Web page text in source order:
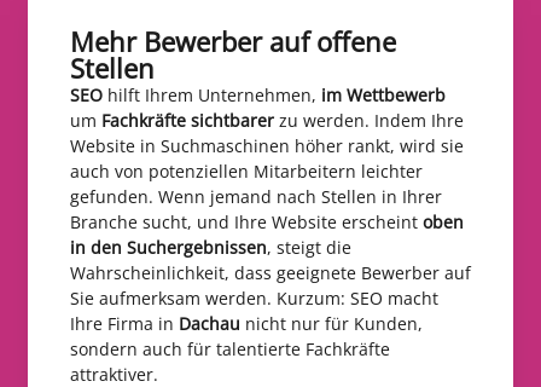
Mehr Bewerber auf offene
Stellen​
SEO hilft Ihrem Unternehmen, im Wettbewerb
um Fachkräfte sichtbarer zu werden. Indem Ihre
Website in Suchmaschinen höher rankt, wird sie
auch von potenziellen Mitarbeitern leichter
gefunden. Wenn jemand nach Stellen in Ihrer
Branche sucht, und Ihre Website erscheint oben
in den Suchergebnissen, steigt die
Wahrscheinlichkeit, dass geeignete Bewerber auf
Sie aufmerksam werden. Kurzum: SEO macht
Ihre Firma in Dachau nicht nur für Kunden,
sondern auch für talentierte Fachkräfte
attraktiver.